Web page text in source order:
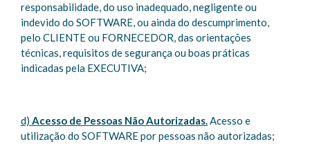
responsabilidade, do uso inadequado, negligente ou
indevido do SOFTWARE, ou ainda do descumprimento,
pelo CLIENTE ou FORNECEDOR, das orientações
técnicas, requisitos de segurança ou boas práticas
indicadas pela EXECUTIVA;
d) Acesso de Pessoas Não Autorizadas.Acesso e
utilização do SOFTWARE por pessoas não autorizadas;